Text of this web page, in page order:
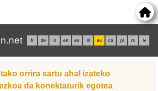
fr de it en es nl eu ca pl rs lv
orrira sartu ahal izateko
da konektaturik egotea